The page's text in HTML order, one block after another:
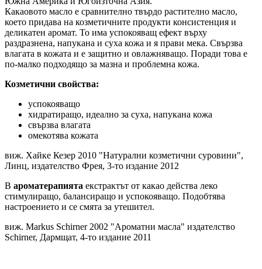
Какаовото масло е сравнително твърдо растително масло,
което придава на козметичните продукти консистенция и
деликатен аромат. То има успокояващ ефект върху
раздразнена, напукана и суха кожа и я прави мека. Свързва
влагата в кожата и е защитно и овлажняващо. Поради това е
по-малко подходящо за мазна и проблемна кожа.
Козметични свойства:
успокояващо
хидратиращо, идеално за суха, напукана кожа
свързва влагата
омекотява кожата
виж. Хайке Кезер 2010 "Натурални козметични суровини",
Линц, издателство Фрея, 3-то издание 2012
В ароматерапията екстрактът от какао действа леко
стимулиращо, балансиращо и успокояващо. Подобтява
настроението и се смята за утешител.
виж. Markus Schirner 2002 "Ароматни масла" издателство
Schirner, Дармщат, 4-то издание 2011